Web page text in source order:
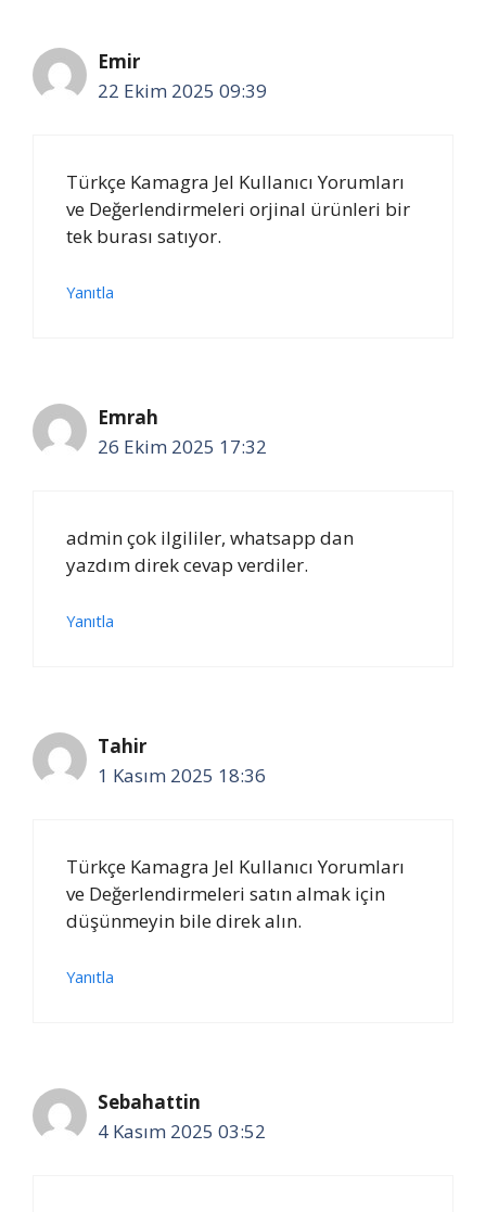
Emir
22 Ekim 2025 09:39
Türkçe Kamagra Jel Kullanıcı Yorumları
ve Değerlendirmeleri orjinal ürünleri bir
tek burası satıyor.
Yanıtla
Emrah
26 Ekim 2025 17:32
admin çok ilgililer, whatsapp dan
yazdım direk cevap verdiler.
Yanıtla
Tahir
1 Kasım 2025 18:36
Türkçe Kamagra Jel Kullanıcı Yorumları
ve Değerlendirmeleri satın almak için
düşünmeyin bile direk alın.
Yanıtla
Sebahattin
4 Kasım 2025 03:52